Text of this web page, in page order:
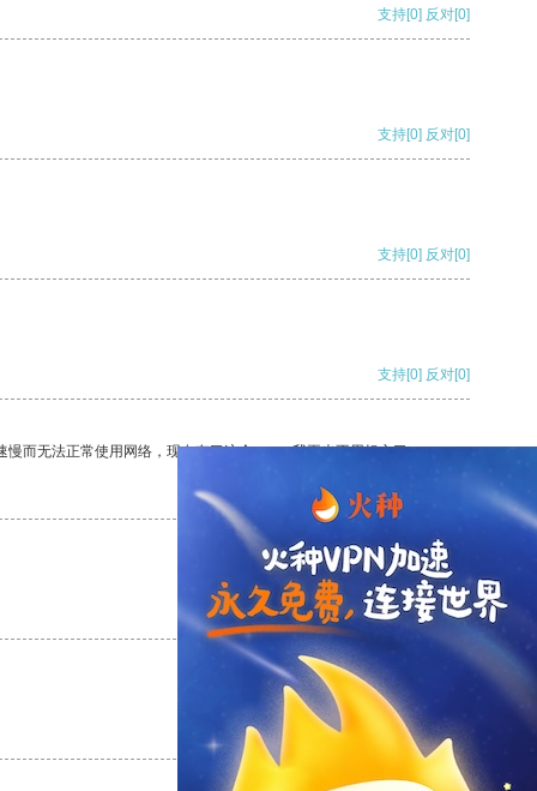
支持[0] 反对[0]
支持[0] 反对[0]
支持[0] 反对[0]
支持[0] 反对[0]
而无法正常使用网络，现在有了这个app，我再也不用担心了。
支持
支持[0] 反对[0]
支持[0] 反对[0]